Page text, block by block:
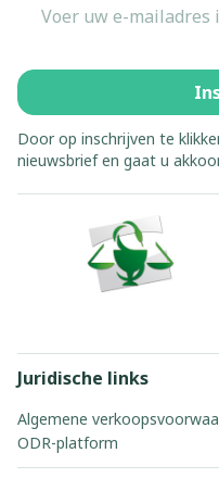
Door op inschrijven te
nieuwsbrief en gaat u
Juridische links
Algemene
ODR-platform